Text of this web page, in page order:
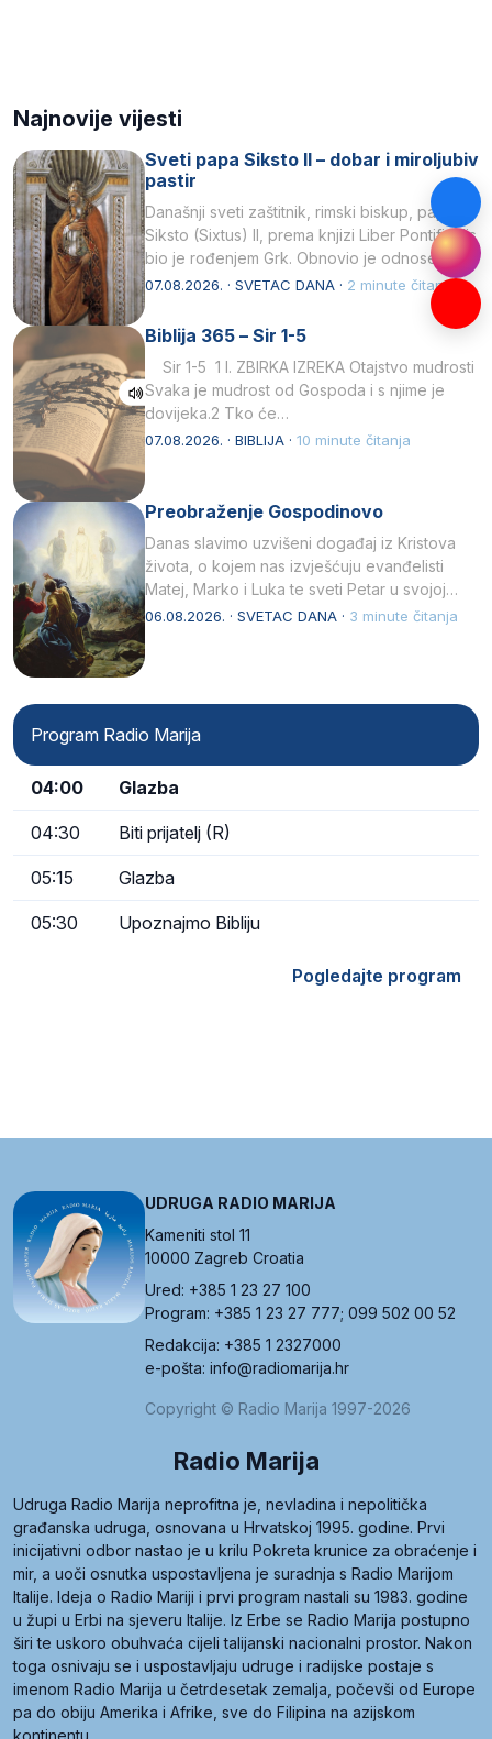
Najnovije vijesti
Sveti papa Siksto II – dobar i miroljubiv
pastir
Današnji sveti zaštitnik, rimski biskup, papa
Siksto (Sixtus) II, prema knjizi Liber Pontificalis
bio je rođenjem Grk. Obnovio je odnose s
afričkim…
07.08.2026. · SVETAC DANA · 2 minute čitanja
Biblija 365 – Sir 1-5
Sir 1-5 1 I. ZBIRKA IZREKA Otajstvo mudrosti
Svaka je mudrost od Gospoda i s njime je
dovijeka.2 Tko će…
07.08.2026. · BIBLIJA · 10 minute čitanja
Preobraženje Gospodinovo
Danas slavimo uzvišeni događaj iz Kristova
života, o kojem nas izvješćuju evanđelisti
Matej, Marko i Luka te sveti Petar u svojoj
drugoj…
06.08.2026. · SVETAC DANA · 3 minute čitanja
Program Radio Marija
04:00 Glazba
04:30 Biti prijatelj (R)
05:15 Glazba
05:30 Upoznajmo Bibliju
Pogledajte program
UDRUGA RADIO MARIJA
Kameniti stol 11
10000 Zagreb Croatia
Ured: +385 1 23 27 100
Program: +385 1 23 27 777; 099 502 00 52
Redakcija: +385 1 2327000
e-pošta: info@radiomarija.hr
Copyright © Radio Marija 1997-2026
Radio Marija
Udruga Radio Marija neprofitna je, nevladina i nepolitička
građanska udruga, osnovana u Hrvatskoj 1995. godine. Prvi
inicijativni odbor nastao je u krilu Pokreta krunice za obraćenje i
mir, a uoči osnutka uspostavljena je suradnja s Radio Marijom
Italije. Ideja o Radio Mariji i prvi program nastali su 1983. godine
u župi u Erbi na sjeveru Italije. Iz Erbe se Radio Marija postupno
širi te uskoro obuhvaća cijeli talijanski nacionalni prostor. Nakon
toga osnivaju se i uspostavljaju udruge i radijske postaje s
imenom Radio Marija u četrdesetak zemalja, počevši od Europe
pa do obiju Amerika i Afrike, sve do Filipina na azijskom